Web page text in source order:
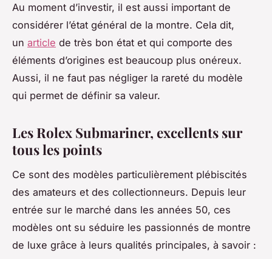
Au moment d’investir, il est aussi important de
considérer l’état général de la montre. Cela dit,
un article de très bon état et qui comporte des
éléments d’origines est beaucoup plus onéreux.
Aussi, il ne faut pas négliger la rareté du modèle
qui permet de définir sa valeur.
Les Rolex Submariner, excellents sur
tous les points
Ce sont des modèles particulièrement plébiscités
des amateurs et des collectionneurs. Depuis leur
entrée sur le marché dans les années 50, ces
modèles ont su séduire les passionnés de montre
de luxe grâce à leurs qualités principales, à savoir :